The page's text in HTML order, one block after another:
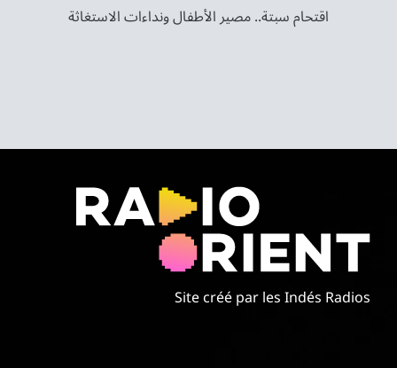
اقتحام سبتة.. مصير الأطفال ونداءات الاستغاثة
Site créé par les Indés Radios